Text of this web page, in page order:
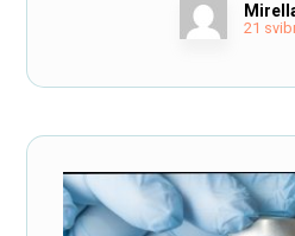
21